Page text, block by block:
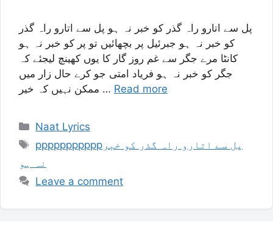
پل سے اتارو راہ گذر کو خبر نہ ہو پل سے اتارو راہ گذر
کو خبر نہ ہو جبرئیل پر بچھائیں تو پر کو خبر نہ ہو
کانٹا مرے جگر سے غم روز گار کا یوں کھینچ لیجئے کہ
جگر کو خبر نہ ہو فریاد امتی جو کرے حال زار میں
ممکن نہیں کہ خیر … Read more
Categories
Naat Lyrics
Tags
pppppppppppپل سے اتارو راہ گذر کو خبر
نہ ہو
Leave a comment